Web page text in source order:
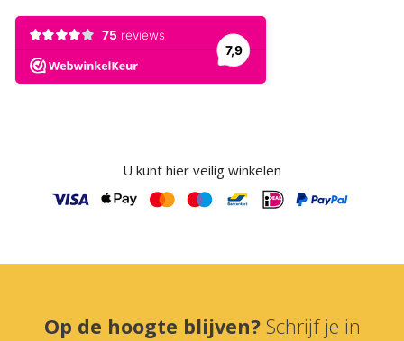
U kunt hier veilig winkelen
Op de hoogte blijven? Schrijf je in